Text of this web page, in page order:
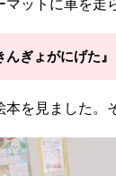
マットに車を走
んぎょがにげた』
本を見ました。